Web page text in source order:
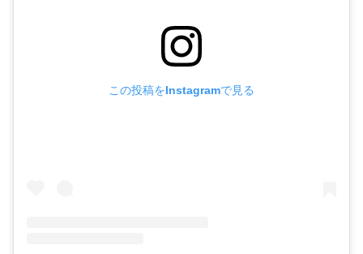
この投稿をInstagramで見る